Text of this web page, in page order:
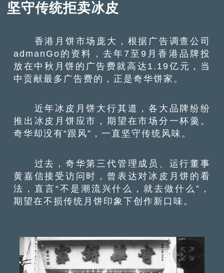
坚守传统拒卖冰皮
香港月饼市场庞大，根据广告调查公司
admanGo的资料，去年7至9月香港品牌投
放在中秋月饼的广告费就高达1.19亿元，当
中贡献最多广告费的，正是奇华饼家。
近年冰皮月饼大行其道，各大品牌纷纷
推出冰皮月饼应市，期望在市场分一杯羹。
奇华却没有“跟风”，一直坚守传统风味。
过去，奇华第三代管理成员、运行董事
黄嘉信接受访问时，曾表达对冰皮月饼的看
法，直言“不是潮流兴什么，就去做什么”，
期望在不损传统月饼印象下创作新口味。